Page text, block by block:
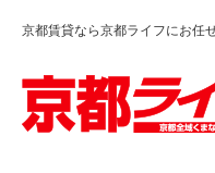
京都賃貸なら京都ライフにお任